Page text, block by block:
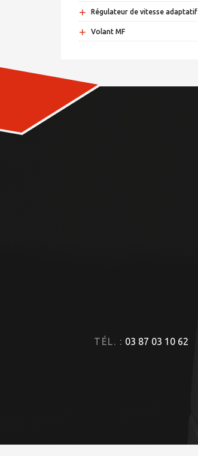
+ Régulateur de vitesse adaptatif
+ Volant MF
TÉL. : 03 87 03 10 62